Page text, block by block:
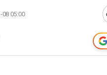
08 05:00